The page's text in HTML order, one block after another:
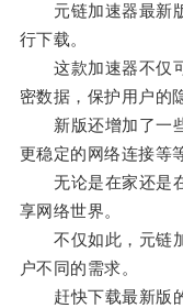
元链加速器最新版
行下载。
这款加速器不仅可
密数据，保护用户的
新版还增加了一些
更稳定的网络连接等
无论是在家还是在
享网络世界。
不仅如此，元链加
户不同的需求。
赶快下载最新版的